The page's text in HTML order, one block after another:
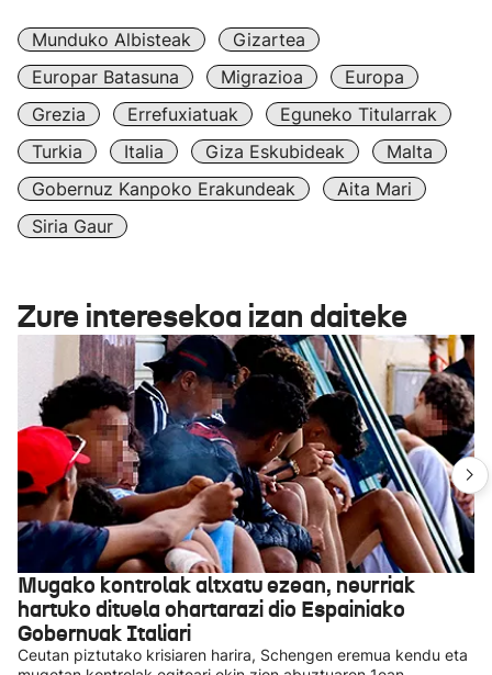
Munduko Albisteak
Gizartea
Europar Batasuna
Migrazioa
Europa
Grezia
Errefuxiatuak
Eguneko Titularrak
Turkia
Italia Giza Eskubideak
Malta
Gobernuz Kanpoko Erakundeak
Aita Mari
Siria Gaur
Zure interesekoa izan daiteke
Mugako kontrolak altxatu ezean, neurriak
hartuko dituela ohartarazi dio Espainiako
Gobernuak Italiari
Ceutan piztutako krisiaren harira, Schengen eremua kendu eta